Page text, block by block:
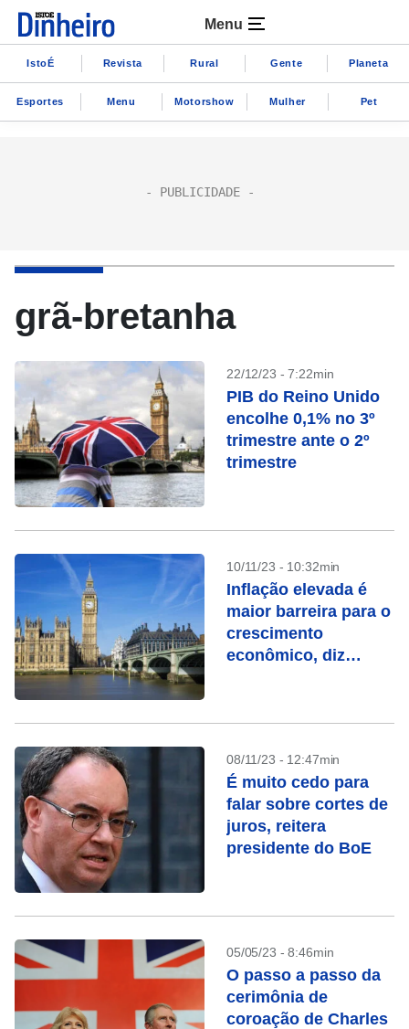
Menu
IstoÉ Revista Rural Gente Planeta
Esportes Menu Motorshow Mulher Pet
grã-bretanha
22/12/23 - 7:22min
PIB do Reino Unido
encolhe 0,1% no 3º
trimestre ante o 2º
trimestre
10/11/23 - 10:32min
Inflação elevada é
maior barreira para o
crescimento
econômico, diz
08/11/23 - 12:47min
É muito cedo para
falar sobre cortes de
juros, reitera
presidente do BoE
05/05/23 - 8:46min
O passo a passo da
cerimônia de
coroação de Charles